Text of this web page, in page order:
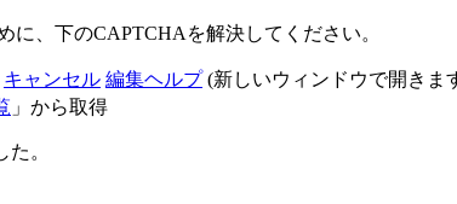
に、下のCAPTCHAを解決してください。
キャンセル 編集ヘルプ(新しいウィンドウで開きま
」から取得
。